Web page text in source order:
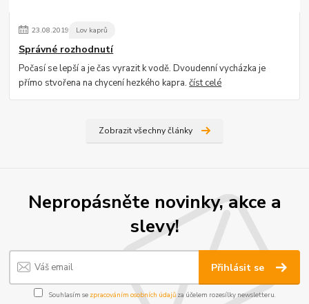
23.08.2019 Lov kaprů
Správné rozhodnutí
Počasí se lepší a je čas vyrazit k vodě. Dvoudenní vycházka je
přímo stvořena na chycení hezkého kapra.číst celé
Zobrazit všechny články
Nepropásněte novinky, akce a
slevy!
Přihlásit se
Souhlasím se zpracováním osobních údajůza účelem rozesílky newsletteru.